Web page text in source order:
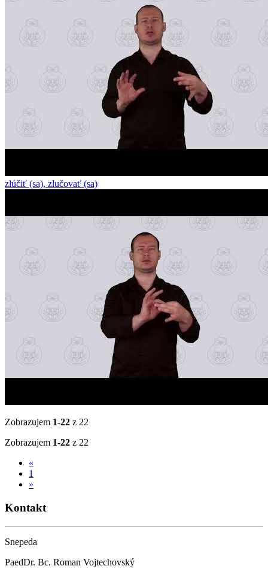
zlúčiť (sa), zlučovať (sa)
Zobrazujem 1-22 z 22
Zobrazujem 1-22 z 22
«
1
»
Kontakt
Snepeda
PaedDr. Bc. Roman Vojtechovský